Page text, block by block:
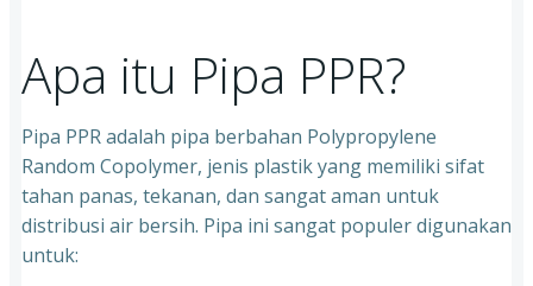
Apa itu Pipa PPR?
Pipa PPR adalah pipa berbahan Polypropylene
Random Copolymer, jenis plastik yang memiliki sifat
tahan panas, tekanan, dan sangat aman untuk
distribusi air bersih. Pipa ini sangat populer digunakan
untuk: